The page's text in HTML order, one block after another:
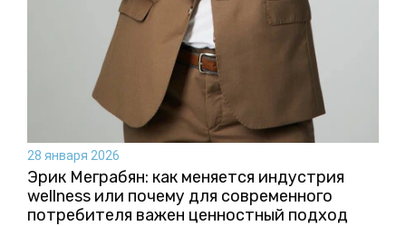
28 января 2026
Эрик Меграбян: как меняется индустрия
wellness или почему для современного
потребителя важен ценностный подход